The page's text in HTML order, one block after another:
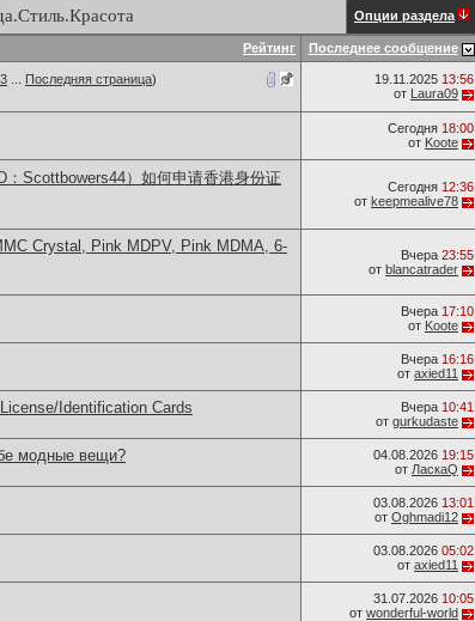
Опции раздела
Рейтинг Последнее сообщение
3 Последняя страница)
19.11.2025 13:56
от Laura09
Сегодня 18:00
от Koote
Scottbowers44）如何申请香港身份证
Сегодня 12:36
от keepmealive78
Crystal, Pink MDPV, Pink MDMA, 6-
Вчера 23:55
от blancatrader
Вчера 17:10
от Koote
Вчера 16:16
от axied11
Identification Cards Вчера 10:41
от gurkudaste
модные вещи? 04.08.2026 19:15
от ЛаскаQ
03.08.2026 13:01
от Oghmadi12
03.08.2026 05:02
от axied11
31.07.2026 10:05
от wonderful-world